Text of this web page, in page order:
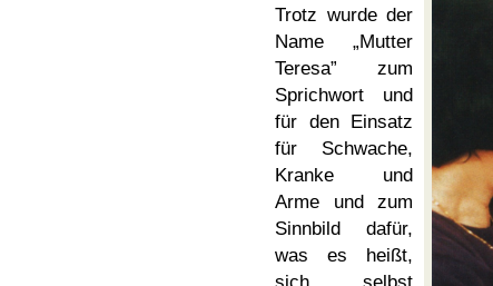
Trotz wurde der
Name
Mutter
Teresa
zum
Sprichwort und
für den Einsatz
für Schwache,
Kranke und
Arme und zum
Sinnbild dafür,
was es heißt,